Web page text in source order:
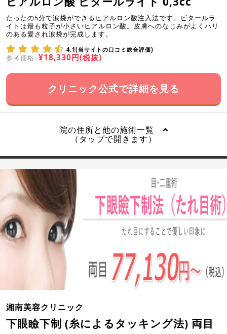
たったの5分で涙袋ができるヒアルロン酸注入法です。ビタールラ
イトは最も粒子が小さいヒアルロン酸。皮膚へのなじみがよくハリ
のある愛され涙袋が完成します。
4.1(当サイトの口コミ総合評価)
参考価格: ¥18,330円(税抜)
クリニック公式で詳細を見る
院の住所と他の施術一覧
（タップで開きます）
湘南美容クリニック
下眼瞼下制 (糸によるタッキング法) 両目